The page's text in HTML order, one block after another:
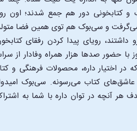
دور هم جمع شدند؛ اون‌
می‌گرفت و سی‌بوک هم توی همین فضا
داشتند، رویای پیدا کردن رفقای
با حضور صدها هزار همراه وفادار از
که در اختیار داره، محصولات فرهنگی و
کتاب می‌رسونه. سی‌بوک
هر آنچه در توان داره با شما به